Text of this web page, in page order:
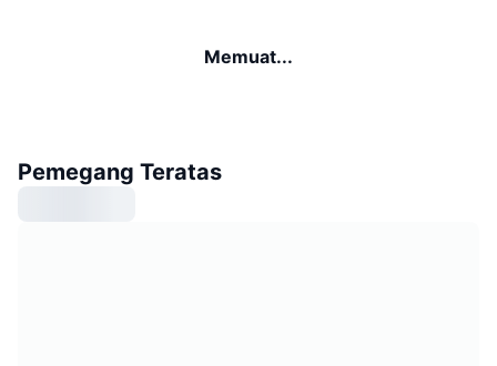
Memuat...
Pemegang Teratas